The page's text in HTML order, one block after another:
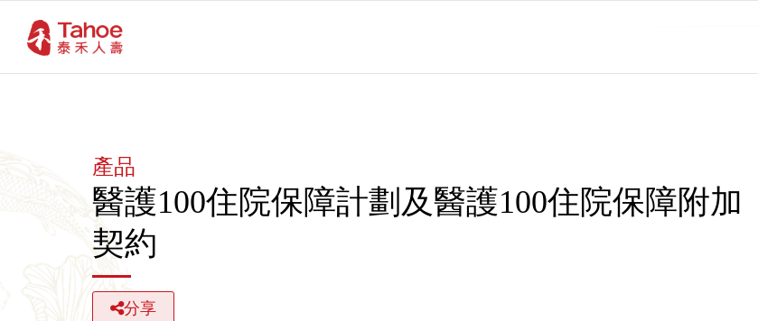
產品
醫護100住院保障計劃及醫護100住院保障附加
契約
分享